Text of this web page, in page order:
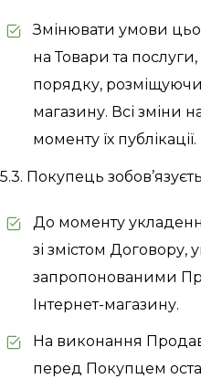
Змінювати умови
на Товари та
порядку, розміщуючи
магазину. Всі зміни
моменту їх публікації.
5.3. Покупець
До моменту
зі змістом
запропонованими
Інтернет-магазину.
На виконання
перед Покупцем